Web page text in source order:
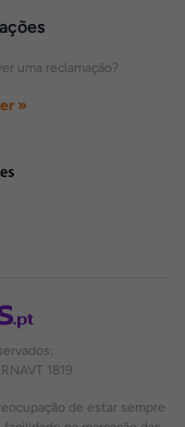
1819
de estar sempre
uma reclamação?
»